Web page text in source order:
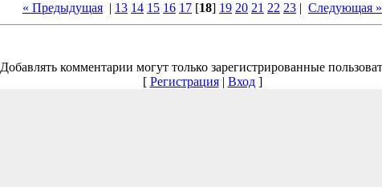
« Предыдущая | 13 14 15 16 17 [18] 19 20 21 22 23 | Следующая »
Добавлять комментарии могут только зарегистрированные
[ Регистрация| Вход]